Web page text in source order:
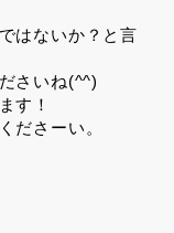
はないか？と言
さいね(^^)
す！
ださーい。